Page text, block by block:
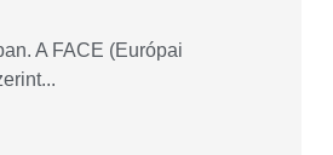
A FACE (Európai